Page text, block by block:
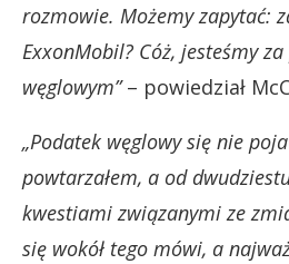
rozmowie. Możemy zapytać:
ExxonMobil? Cóż, jesteśmy
węglowym”– powiedział
„Podatek węglowy się nie
powtarzałem, a od
kwestiami związanymi ze
się wokół tego mówi, a